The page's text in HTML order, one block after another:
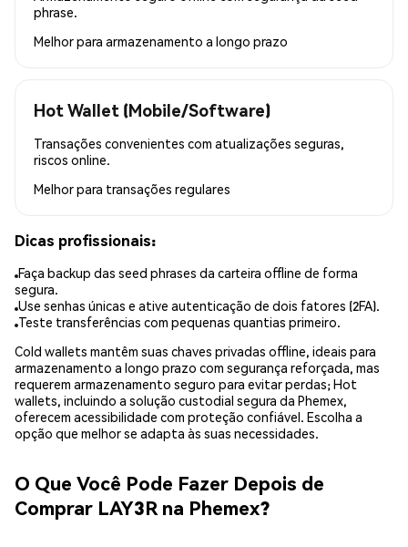
phrase.
Melhor para armazenamento a longo prazo
Hot Wallet (Mobile/Software)
Transações convenientes com atualizações seguras,
riscos online.
Melhor para transações regulares
Dicas profissionais:
Faça backup das seed phrases da carteira offline de forma
segura.
Use senhas únicas e ative autenticação de dois fatores (2FA).
Teste transferências com pequenas quantias primeiro.
Cold wallets mantêm suas chaves privadas offline, ideais para
armazenamento a longo prazo com segurança reforçada, mas
requerem armazenamento seguro para evitar perdas; Hot
wallets, incluindo a solução custodial segura da Phemex,
oferecem acessibilidade com proteção confiável. Escolha a
opção que melhor se adapta às suas necessidades.
O Que Você Pode Fazer Depois de
Comprar LAY3R na Phemex?